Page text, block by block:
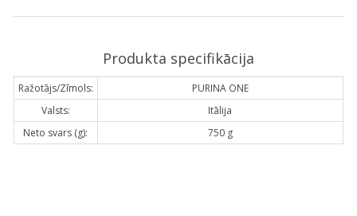
Produkta specifikācija
Ražotājs/Zīmols:
PURINA ONE
Valsts:
Itālija
Neto svars (g):
750 g